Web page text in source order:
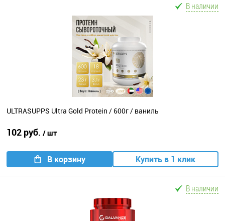
В наличии
ULTRASUPPS Ultra Gold Protein / 600г / ваниль
102 руб. / шт
В корзину Купить в 1 клик
В наличии